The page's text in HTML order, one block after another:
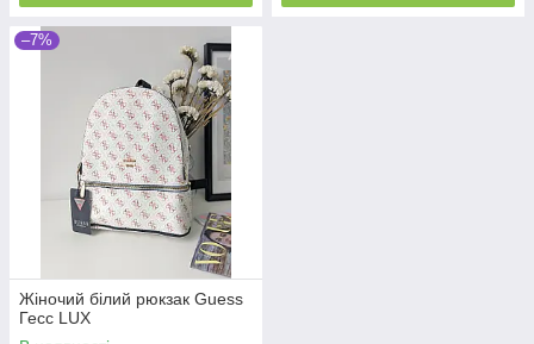
–7%
Жіночий білий рюкзак Guess
Гесс LUX